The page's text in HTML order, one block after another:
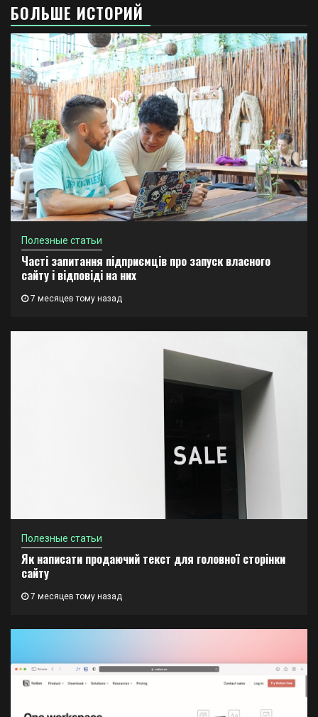
БОЛЬШЕ ИСТОРИЙ
Полезные статьи
Часті запитання підприємців про запуск власного
сайту і відповіді на них
7 месяцев тому назад
Полезные статьи
Як написати продаючий текст для головної сторінки
сайту
7 месяцев тому назад